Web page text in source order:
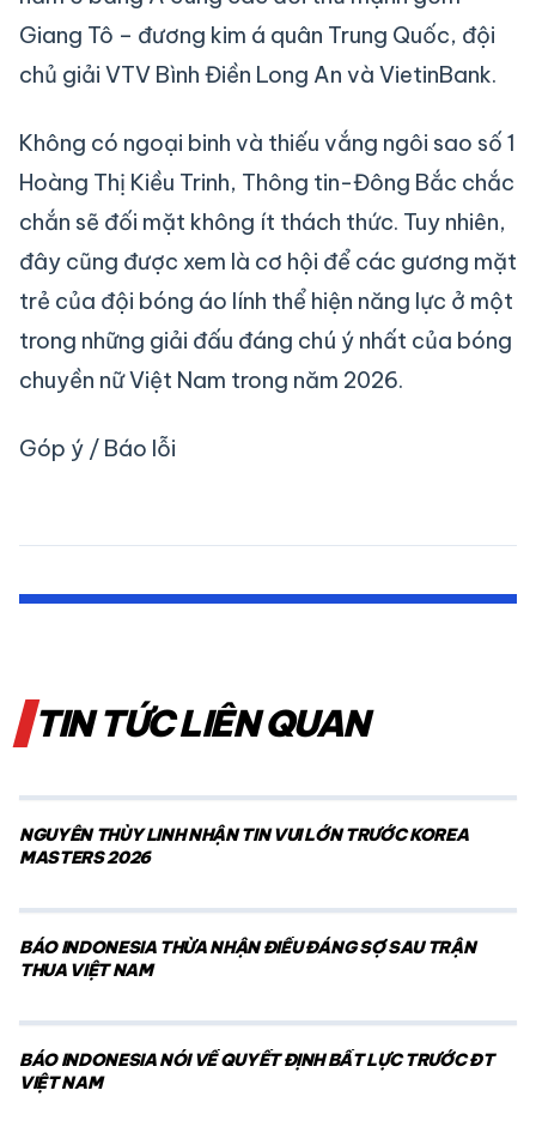
Giang Tô – đương kim á quân Trung Quốc, đội
chủ giải VTV Bình Điền Long An và VietinBank.
Không có ngoại binh và thiếu vắng ngôi sao số 1
Hoàng Thị Kiều Trinh, Thông tin-Đông Bắc chắc
chắn sẽ đối mặt không ít thách thức. Tuy nhiên,
đây cũng được xem là cơ hội để các gương mặt
trẻ của đội bóng áo lính thể hiện năng lực ở một
trong những giải đấu đáng chú ý nhất của bóng
chuyền nữ Việt Nam trong năm 2026.
Góp ý / Báo lỗi
TIN TỨC LIÊN QUAN
NGUYỄN THÙY LINH NHẬN TIN VUI LỚN TRƯỚC KOREA
MASTERS 2026
BÁO INDONESIA THỪA NHẬN ĐIỀU ĐÁNG SỢ SAU TRẬN
THUA VIỆT NAM
BÁO INDONESIA NÓI VỀ QUYẾT ĐỊNH BẤT LỰC TRƯỚC ĐT
VIỆT NAM